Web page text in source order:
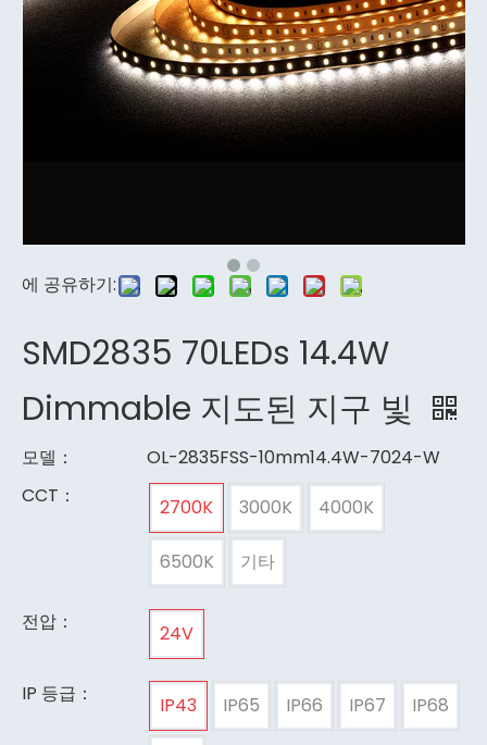
에 공유하기:
SMD2835 70LEDs 14.4W
Dimmable 지도된 지구 빛
모델：
OL-2835FSS-10mm14.4W-7024-W
CCT：
2700K 3000K 4000K
6500K 기타
전압： 24V
IP 등급： IP43 IP65 IP66 IP67 IP68